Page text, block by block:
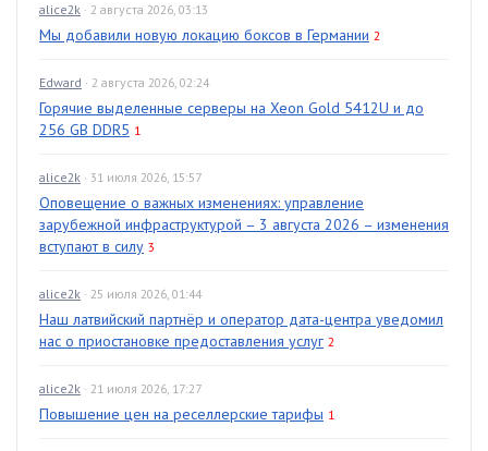
alice2k · 2 августа 2026, 03:13
Мы добавили новую локацию боксов в Германии 2
Edward · 2 августа 2026, 02:24
Горячие выделенные серверы на Xeon Gold 5412U и до
256 GB DDR5 1
alice2k · 31 июля 2026, 15:57
Оповещение о важных изменениях: управление
зарубежной инфраструктурой – 3 августа 2026 – изменения
вступают в силу 3
alice2k · 25 июля 2026, 01:44
Наш латвийский партнёр и оператор дата-центра уведомил
нас о приостановке предоставления услуг 2
alice2k · 21 июля 2026, 17:27
Повышение цен на реселлерские тарифы 1